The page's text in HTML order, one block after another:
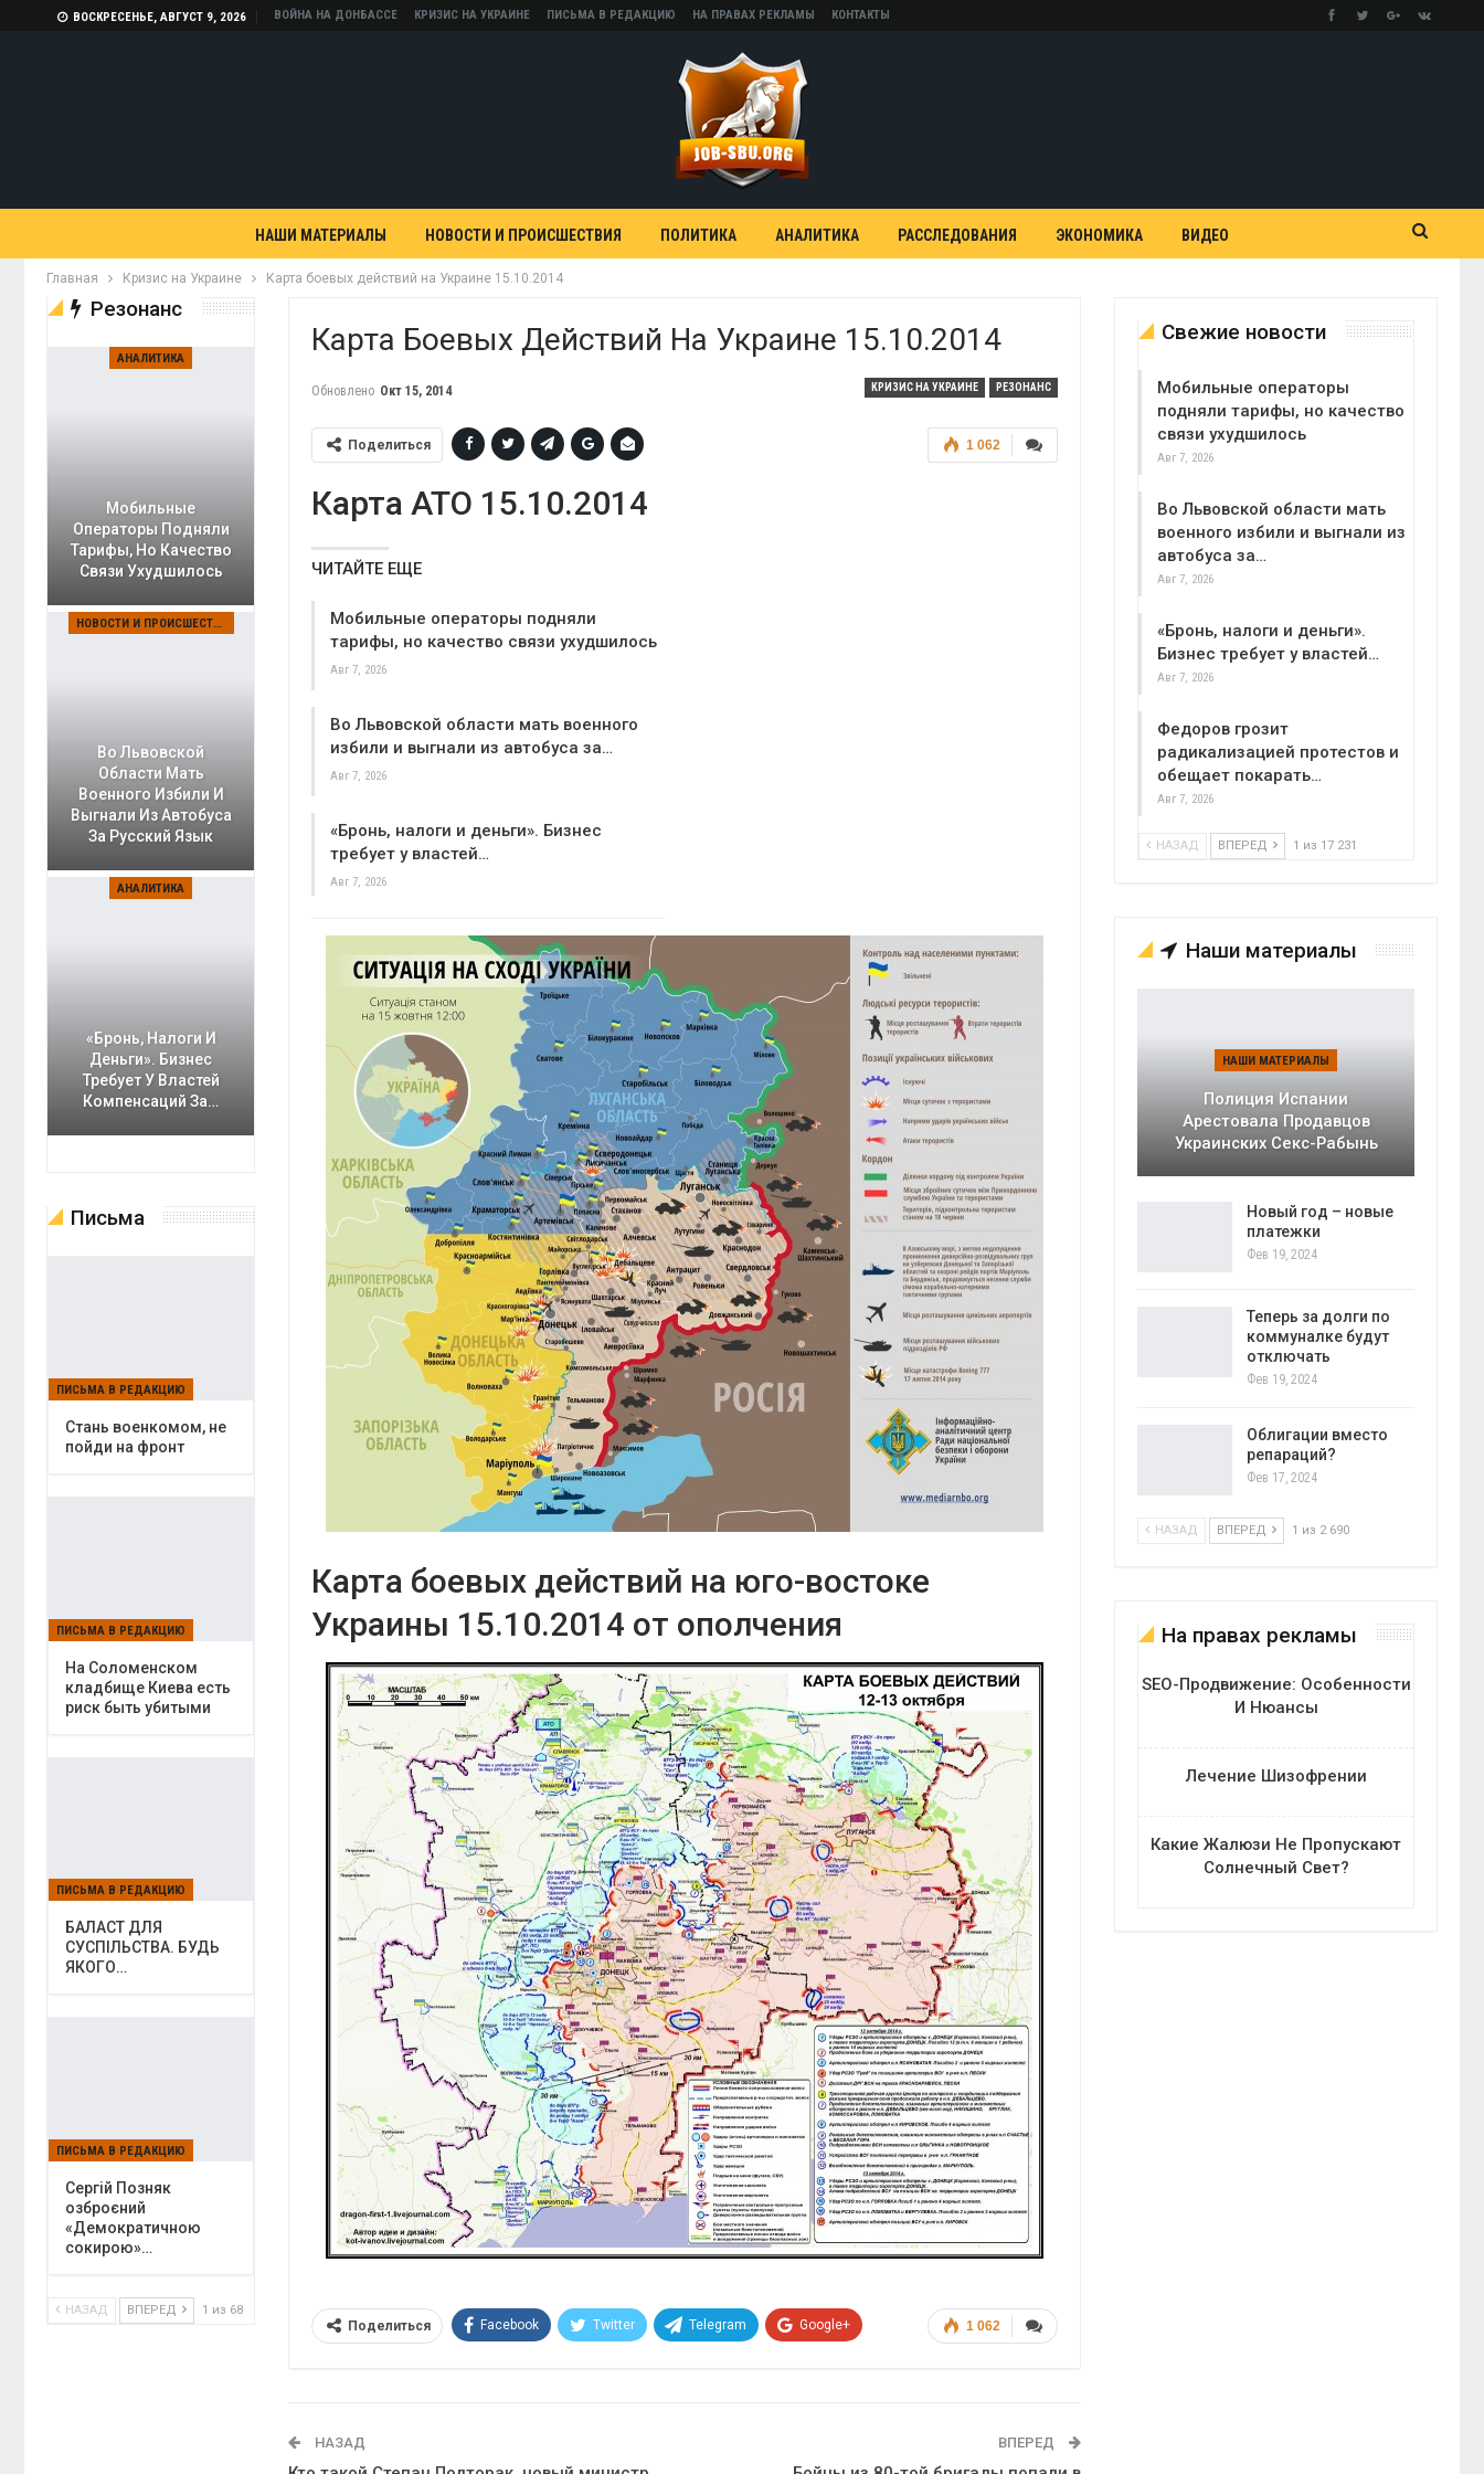
ВОСКРЕСЕНЬЕ, АВГУСТ 9, 2026 ВОЙНА НА ДОНБАССЕ КРИЗИС НА УКРАИНЕ ПИСЬМА В РЕДАКЦИЮ НА ПРАВАХ РЕКЛАМЫ КОНТАКТЫ
НАШИ МАТЕРИАЛЫ НОВОСТИ И ПРОИСШЕСТВИЯ ПОЛИТИКА АНАЛИТИКА РАССЛЕДОВАНИЯ ЭКОНОМИКА ВИДЕО
Главная Кризис на Украине Карта боевых действий на Украине 15.10.2014
Карта Боевых Действий На Украине 15.10.2014
КРИЗИС НА УКРАИНЕ РЕЗОНАНС
Обновлено Окт 15, 2014
1 062
Поделиться
Карта АТО 15.10.2014
ЧИТАЙТЕ ЕЩЕ
Мобильные операторы подняли
тарифы, но качество связи ухудшилось
Авг 7, 2026
Во Львовской области мать военного
избили и выгнали из автобуса за…
Авг 7, 2026
«Бронь, налоги и деньги». Бизнес
требует у властей…
Авг 7, 2026
Карта боевых действий на юго-востоке
Украины 15.10.2014 от ополчения
1 062
Поделиться Facebook Twitter Telegram Google+
НАЗАД ВПЕРЕД
Свежие новости
Мобильные операторы
подняли тарифы, но качество
связи ухудшилось
Авг 7, 2026
Во Львовской области мать
военного избили и выгнали из
автобуса за…
Авг 7, 2026
«Бронь, налоги и деньги».
Бизнес требует у властей…
Авг 7, 2026
Федоров грозит
радикализацией протестов и
обещает покарать…
Авг 7, 2026
НАЗАД ВПЕРЕД 1 из 17 231
Наши материалы
НАШИ МАТЕРИАЛЫ
Полиция Испании
Арестовала Продавцов
Украинских Секс-Рабынь
Новый год – новые
платежки
Фев 19, 2024
Теперь за долги по
коммуналке будут
отключать
Фев 19, 2024
Облигации вместо
репараций?
Фев 17, 2024
НАЗАД ВПЕРЕД 1 из 2 690
На правах рекламы
SEO-Продвижение: Особенности
И Нюансы
Лечение Шизофрении
Какие Жалюзи Не Пропускают
Солнечный Свет?
Резонанс
АНАЛИТИКА
Мобильные
Операторы Подняли
Тарифы, Но Качество
Связи Ухудшилось
НОВОСТИ И ПРОИСШЕСТВИЯ
Во Львовской
Области Мать
Военного Избили И
Выгнали Из Автобуса
За Русский Язык
АНАЛИТИКА
«Бронь, Налоги И
Деньги». Бизнес
Требует У Властей
Компенсаций За…
Письма
ПИСЬМА В РЕДАКЦИЮ
Cтань военкомом, не
пойди на фронт
ПИСЬМА В РЕДАКЦИЮ
На Соломенском
кладбище Киева есть
риск быть убитыми
ПИСЬМА В РЕДАКЦИЮ
БАЛАСТ ДЛЯ
СУСПІЛЬСТВА. БУДЬ
ЯКОГО…
ПИСЬМА В РЕДАКЦИЮ
Сергій Позняк
озброєний
«Демократичною
сокирою»…
НАЗАД ВПЕРЕД 1 из 68